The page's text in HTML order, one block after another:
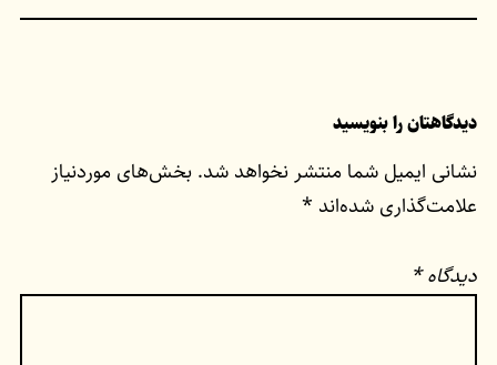
دیدگاهتان را بنویسید
نشانی ایمیل شما منتشر نخواهد شد. بخش‌های موردنیاز
علامت‌گذاری شده‌اند *
دیدگاه*